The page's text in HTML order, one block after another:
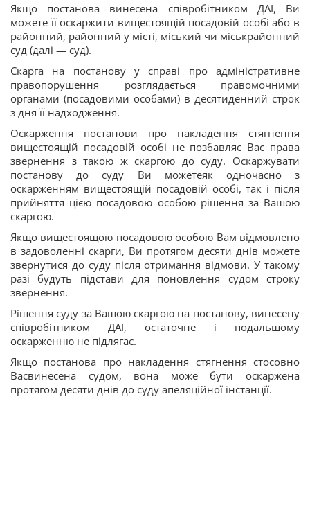
Якщо постанова винесена співробітником ДАІ, Ви
можете її оскаржити вищестоящій посадовій особі або в
районний, районний у місті, міський чи міськрайонний
суд (далі — суд).
Скарга на постанову у справі про адміністративне
правопорушення розглядається правомочними
органами (посадовими особами) в десятиденний строк
з дня її надходження.
Оскарження постанови про накладення стягнення
вищестоящій посадовій особі не позбавляє Вас права
звернення з такою ж скаргою до суду. Оскаржувати
постанову до суду Ви можетеяк одночасно з
оскарженням вищестоящій посадовій особі, так і після
прийняття цією посадовою особою рішення за Вашою
скаргою.
Якщо вищестоящою посадовою особою Вам відмовлено
в задоволенні скарги, Ви протягом десяти днів можете
звернутися до суду після отримання відмови. У такому
разі будуть підстави для поновлення судом строку
звернення.
Рішення суду за Вашою скаргою на постанову, винесену
співробітником ДАІ, остаточне і подальшому
оскарженню не підлягає.
Якщо постанова про накладення стягнення стосовно
Васвинесена судом, вона може бути оскаржена
протягом десяти днів до суду апеляційної інстанції.